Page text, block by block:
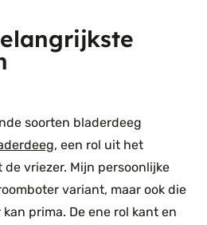
soorten bladerdeeg
, een rol uit het
vriezer. Mijn persoonlijke
variant, maar ook die
prima. De ene rol kant en